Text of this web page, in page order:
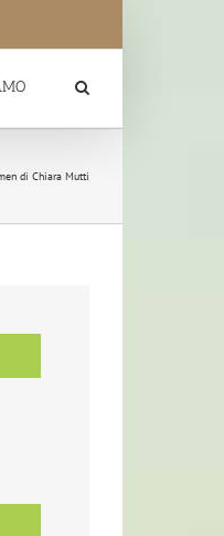
di Chiara Mutti